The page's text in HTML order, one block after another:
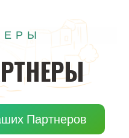
Партнеров